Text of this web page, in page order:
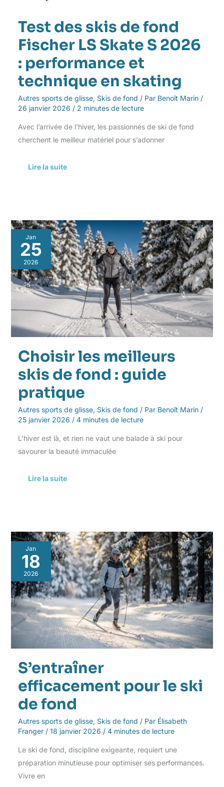
Test des skis de fond
Fischer LS Skate S 2026
: performance et
technique en skating
Autres sports de glisse, Skis de fond / Par Benoît Marin /
26 janvier 2026 / 2 minutes de lecture
Avec l’arrivée de l’hiver, les passionnés de ski de fond
cherchent le meilleur matériel pour s’adonner
Lire la suite
Jan
25
2026
Choisir les meilleurs
skis de fond : guide
pratique
Autres sports de glisse, Skis de fond / Par Benoît Marin /
25 janvier 2026 / 4 minutes de lecture
L’hiver est là, et rien ne vaut une balade à ski pour
savourer la beauté immaculée
Choisir
les
meilleurs
skis
de
fond
:
guide
pratique
Lire la suite
Jan
18
2026
S’entraîner
efficacement pour le ski
de fond
Autres sports de glisse, Skis de fond / Par Élisabeth
Franger / 18 janvier 2026 / 4 minutes de lecture
Le ski de fond, discipline exigeante, requiert une
préparation minutieuse pour optimiser ses performances.
Vivre en
S’entraîner
efficacement
pour
le
ski
de
fond